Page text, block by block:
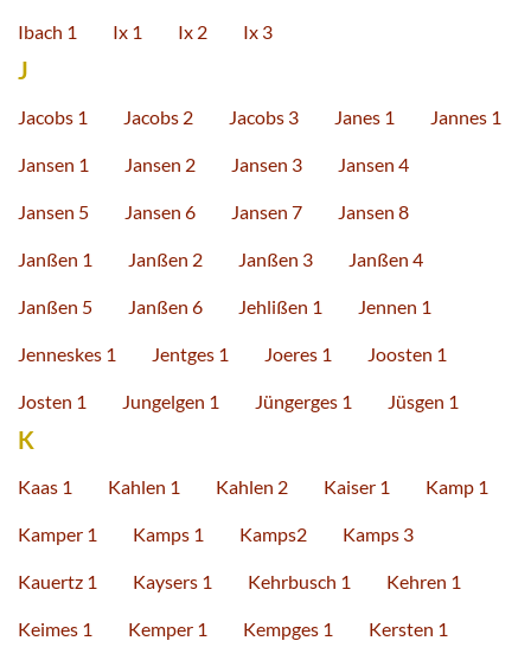
Ibach 1 Ix 1 Ix 2 Ix 3
J
Jacobs 1 Jacobs 2 Jacobs 3 Janes 1 Jannes 1
Jansen 1 Jansen 2 Jansen 3 Jansen 4
Jansen 5 Jansen 6 Jansen 7 Jansen 8
Janßen 1 Janßen 2 Janßen 3 Janßen 4
Janßen 5 Janßen 6 Jehlißen 1 Jennen 1
Jenneskes 1 Jentges 1 Joeres 1 Joosten 1
Josten 1 Jungelgen 1 Jüngerges 1 Jüsgen 1
K
Kaas 1 Kahlen 1 Kahlen 2 Kaiser 1 Kamp 1
Kamper 1 Kamps 1 Kamps2 Kamps 3
Kauertz 1 Kaysers 1 Kehrbusch 1 Kehren 1
Keimes 1 Kemper 1 Kempges 1 Kersten 1